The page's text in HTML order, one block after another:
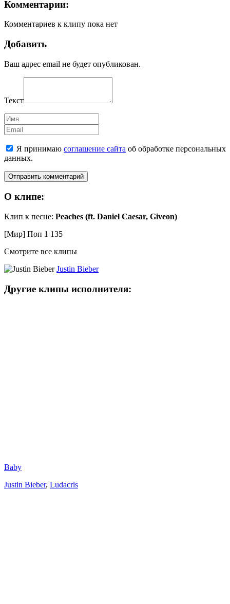
Комментарии:
Комментариев к клипу пока нет
Добавить
Ваш адрес email не будет опубликован.
Текст
Имя
Email
Я принимаю соглашение сайта об обработке персональных
данных.
О клипе:
Клип к песне: Peaches (ft. Daniel Caesar, Giveon)
[Мир] Поп 1 135
Смотрите все клипы
Justin Bieber
Другие клипы исполнителя:
Baby
Justin Bieber, Ludacris